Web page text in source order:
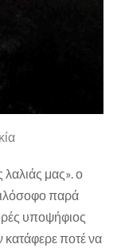
μας». ο
παρά
υποψήφιος
κατάφερε ποτέ να